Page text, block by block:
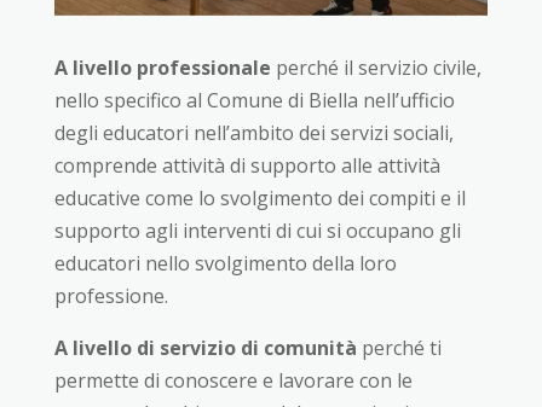
A livello professionale perché il servizio civile,
nello specifico al Comune di Biella nell’ufficio
degli educatori nell’ambito dei servizi sociali,
comprende attività di supporto alle attività
educative come lo svolgimento dei compiti e il
supporto agli interventi di cui si occupano gli
educatori nello svolgimento della loro
professione.
A livello di servizio di comunità perché ti
permette di conoscere e lavorare con le